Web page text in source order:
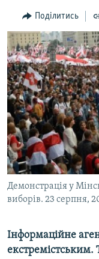
пошуку
ІНТЕРВ'Ю
ВСЕ ЗА ДЕНЬ
СПЕЦПРОЕКТИ
ДЕПОРТАЦІЯ
ВІДЕОУРОКИ
СВІДЧЕННЯ ОКУПАЦІЇ
УКРАЇНСЬКА
ІНФОГРАФІКА
ЯК ОБІЙТИ
Русский
Qırımtatar
ДОЛУЧАЙСЯ!
Поділитись
Демонстрація у
виборів. 23 серпня,
Інформаційне